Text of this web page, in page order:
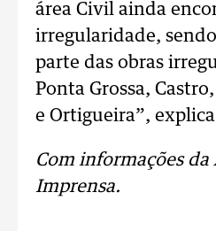
área Civil ainda
irregularidade,
parte das obras
Ponta Grossa,
e Ortigueira”,
Com informações da
Imprensa.